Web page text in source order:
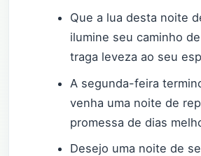
Que a lua desta noite
ilumine seu caminho
traga leveza ao seu
A segunda-feira
venha uma noite de
promessa de dias
Desejo uma noite de